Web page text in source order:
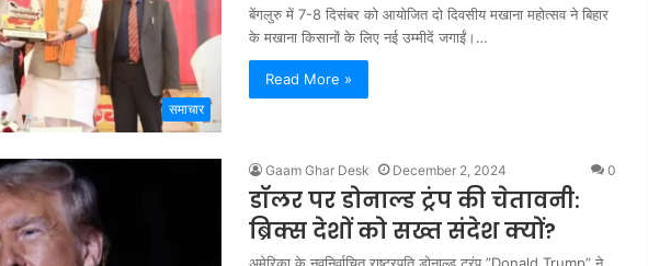
समाचार
बेंगलुरु में 7-8 दिसंबर को आयोजित दो दिवसीय मखाना महोत्सव ने बिहार
के मखाना किसानों के लिए नई उम्मीदें जगाईं।…
Read More »
Gaam Ghar Desk December 2, 2024 0
डॉलर पर डोनाल्ड ट्रंप की चेतावनी:
ब्रिक्स देशों को सख्त संदेश क्यों?